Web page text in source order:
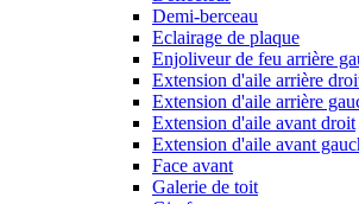
Demi-berceau
Eclairage de plaque
Enjoliveur de feu arrière
Extension d'aile arrière
Extension d'aile arrière
Extension d'aile avant droit
Extension d'aile avant
Face avant
Galerie de toit